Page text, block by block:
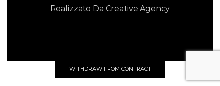
Realizzato Da Creative Agency
WITHDRAW FROM CONTRACT